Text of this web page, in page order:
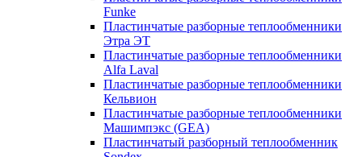
Funke
Пластинчатые разборные теплообменники
Этра ЭТ
Пластинчатые разборные теплообменники
Alfa Laval
Пластинчатые разборные теплообменники
Кельвион
Пластинчатые разборные теплообменники
Машимпэкс (GEA)
Пластинчатый разборный теплообменник